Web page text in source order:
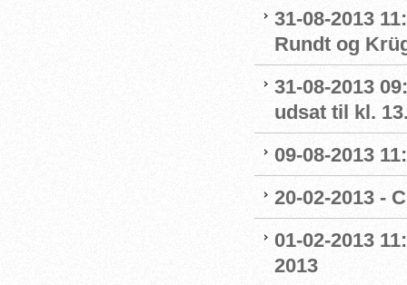
31-08-2013
Rundt og
31-08-2013
udsat til kl.
09-08-2013
20-02-2013 -
01-02-2013
2013